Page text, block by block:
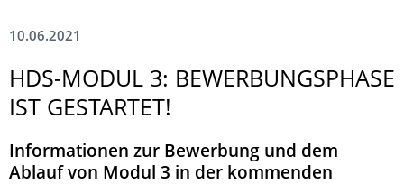
10.06.2021
HDS-MODUL 3: BEWERBUNGSPHASE
IST GESTARTET!
Informationen zur Bewerbung und dem
Ablauf von Modul 3 in der kommenden